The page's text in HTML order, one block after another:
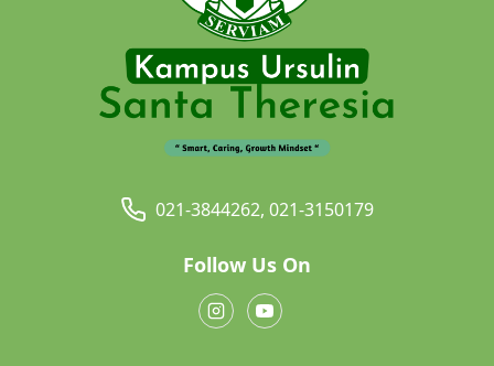
021-3844262, 021-3150179
Follow Us On